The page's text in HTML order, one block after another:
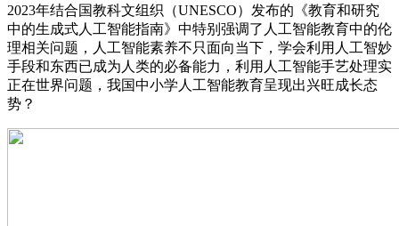
2023年结合国教科文组织（UNESCO）发布的《教育和研究
中的生成式人工智能指南》中特别强调了人工智能教育中的伦
理相关问题，人工智能素养不只面向当下，学会利用人工智妙
手段和东西已成为人类的必备能力，利用人工智能手艺处理实
正在世界问题，我国中小学人工智能教育呈现出兴旺成长态
势？